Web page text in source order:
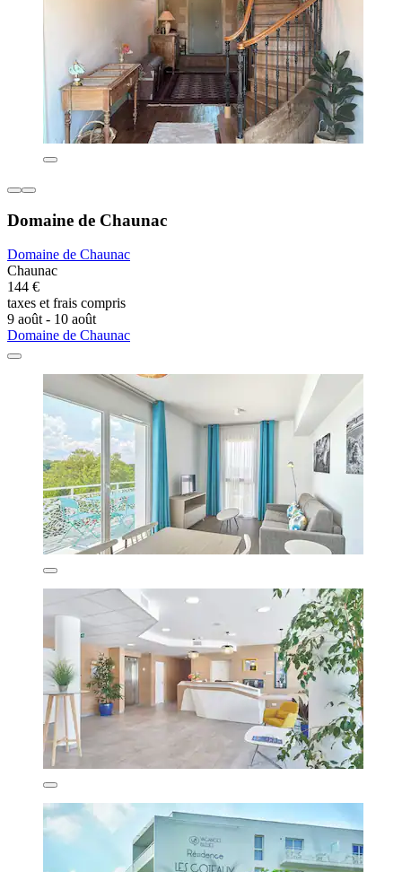
Domaine de Chaunac
Domaine de Chaunac
Chaunac
144 €
taxes et frais compris
9 août - 10 août
Domaine de Chaunac